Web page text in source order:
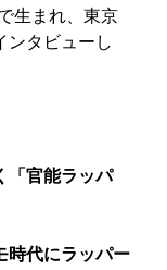
生まれ、東京
ンタビューし
「官能ラッパ
代にラッパー